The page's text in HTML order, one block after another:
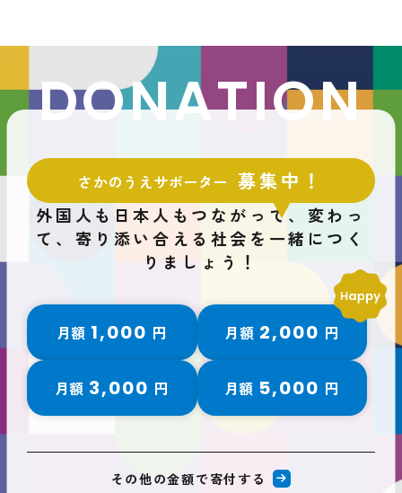
DONATION
さかのうえサポーター 募集中！
外国人も日本人もつながって、変わっ
て、 寄り添い合える社会を一緒につく
りましょう！
月額 1,000 円 月額 2,000 円
月額 3,000 円 月額 5,000 円
その他の金額で寄付する